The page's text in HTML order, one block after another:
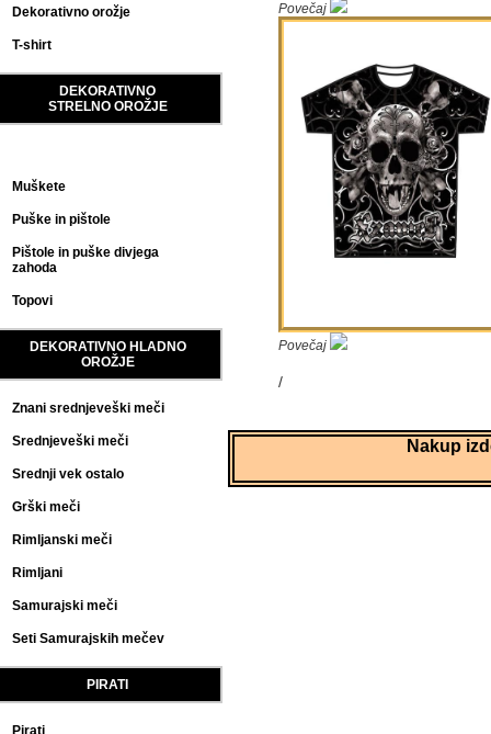
Nakup
Povečaj
Povečaj
/
Dekorativno orožje
T-shirt
DEKORATIVNO
STRELNO OROŽJE
Muškete
Puške in pištole
Pištole in puške divjega
zahoda
Topovi
DEKORATIVNO HLADNO
OROŽJE
Znani srednjeveški meči
Srednjeveški meči
Srednji vek ostalo
Grški meči
Rimljanski meči
Rimljani
Samurajski meči
Seti Samurajskih mečev
PIRATI
Pirati